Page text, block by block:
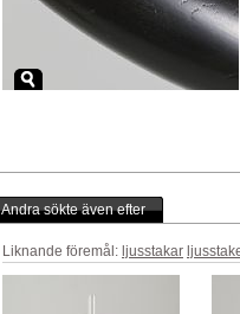
Andra sökte även efter
Liknande föremål: ljusstakar